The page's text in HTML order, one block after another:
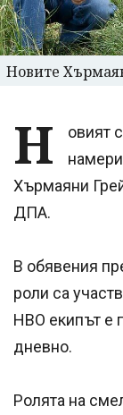
Новите
Н
овият
Хърмаяни
ДПА.
В обявения
роли са
HBO екипът
дневно.
Ролята на